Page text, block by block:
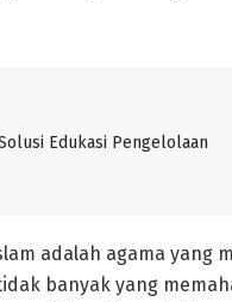
Edukasi Pengelolaan
adalah agama
banyak yang